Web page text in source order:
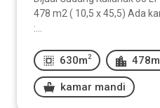
478 m2 ( 10,5 x 45,5) Ada
:...
630m 2 478m
kamar mandi